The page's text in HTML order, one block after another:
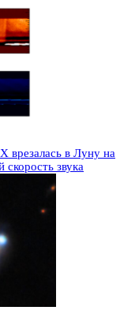
врезалась в Луну на
звука